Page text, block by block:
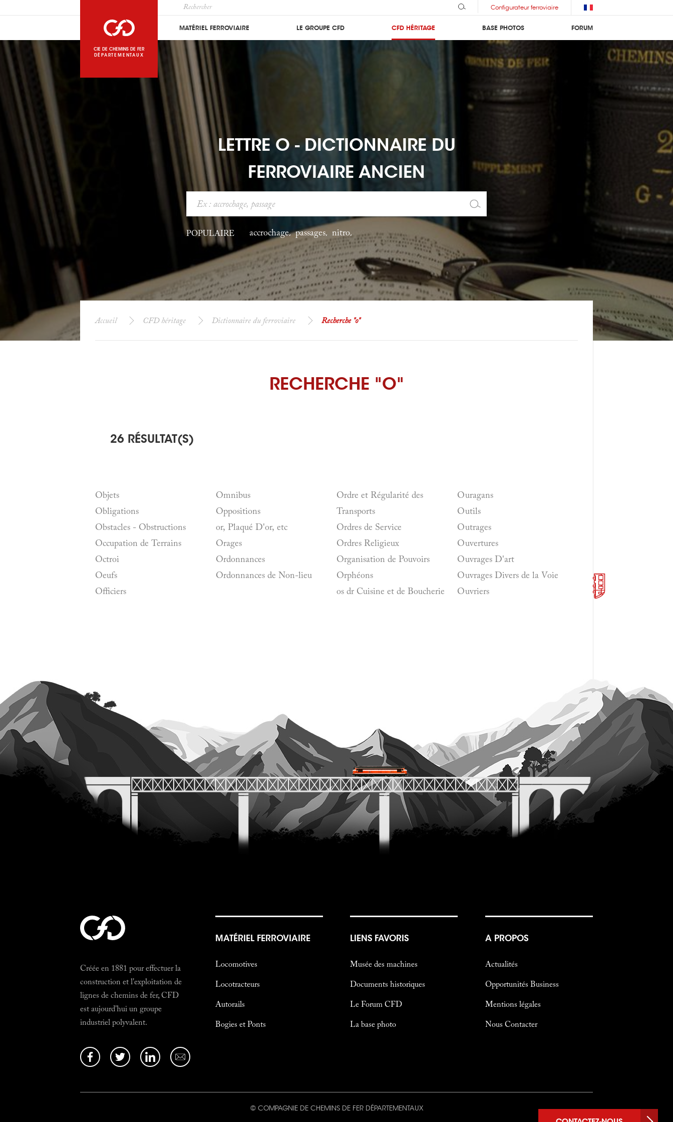
CIE DE CHEMINS DE FER
DÉPARTEMENTAUX
Configurateur ferroviaire
MATÉRIEL FERROVIAIRE LE GROUPE CFD CFD HÉRITAGE BASE PHOTOS FORUM
LETTRE O - DICTIONNAIRE DU
FERROVIAIRE ANCIEN
POPULAIRE accrochage, passages, nitro,
Accueil CFD héritage Dictionnaire du ferroviaire Recherche "o"
RECHERCHE "O"
26 RÉSULTAT(S)
Objets
Obligations
Obstacles - Obstructions
Occupation de Terrains
Octroi
Oeufs
Officiers
Omnibus
Oppositions
or, Plaqué D'or, etc
Orages
Ordonnances
Ordonnances de Non-lieu
Ordre et Régularité des
Transports
Ordres de Service
Ordres Religieux
Organisation de Pouvoirs
Orphéons
os dr Cuisine et de Boucherie
Ouragans
Outils
Outrages
Ouvertures
Ouvrages D'art
Ouvrages Divers de la Voie
Ouvriers
Créée en 1881 pour effectuer la
construction et l'exploitation de
lignes de chemins de fer, CFD
est aujourd'hui un groupe
industriel polyvalent.
MATÉRIEL FERROVIAIRE
Locomotives
Locotracteurs
Autorails
Bogies et Ponts
LIENS FAVORIS
Musée des machines
Documents historiques
Le Forum CFD
La base photo
A PROPOS
Actualités
Opportunités Business
Mentions légales
Nous Contacter
© COMPAGNIE DE CHEMINS DE FER DÉPARTEMENTAUX